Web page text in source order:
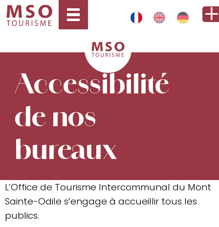
Accessibilité
de nos
bureaux
L’Office de Tourisme Intercommunal du Mont
Sainte-Odile s’engage à accueillir tous les
publics.